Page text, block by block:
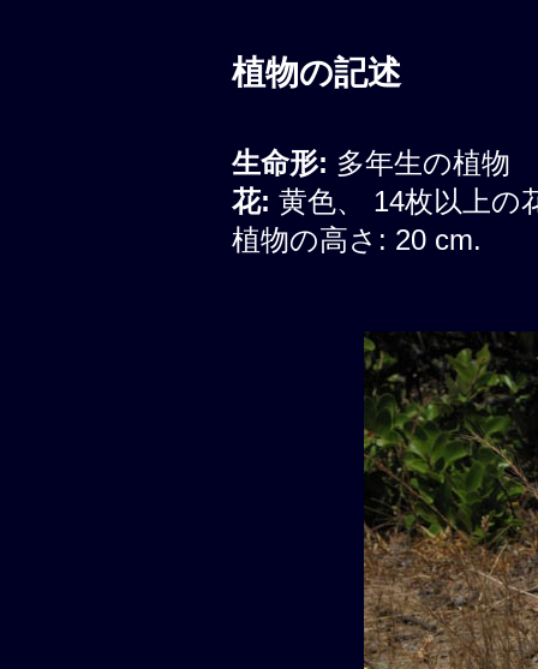
植物の記述
生命形: 多年生の植物
花: 黄色、 14枚以上の
植物の高さ: 20 cm.